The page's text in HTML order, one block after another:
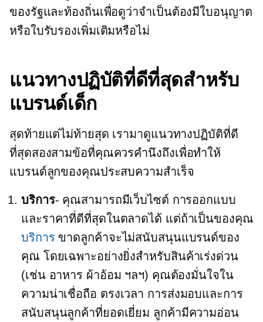
ของรัฐและท้องถิ่นเพื่อดูว่าจำเป็นต้องมีใบอนุญาต
หรือใบรับรองเพิ่มเติมหรือไม่
แนวทางปฏิบัติที่ดีที่สุดสำหรับ
แบรนด์เด็ก
สุดท้ายแต่ไม่ท้ายสุด เรามาดูแนวทางปฏิบัติที่ดี
ที่สุดสองสามข้อที่คุณควรคำนึงถึงเพื่อทำให้
แบรนด์ลูกของคุณประสบความสำเร็จ
บริการ- คุณสามารถมีเว็บไซต์ การออกแบบ
และราคาที่ดีที่สุดในตลาดได้ แต่ถ้าเป็นของคุณ
บริการ ขาดลูกค้าจะไม่สนับสนุนแบรนด์ของ
คุณ โดยเฉพาะอย่างยิ่งสำหรับสินค้าเร่งด่วน
(เช่น อาหาร ผ้าอ้อม ฯลฯ) คุณต้องมั่นใจใน
ความน่าเชื่อถือ ตรงเวลา การส่งมอบและการ
สนับสนุนลูกค้าที่ยอดเยี่ยม ลูกค้ามีความอ่อน